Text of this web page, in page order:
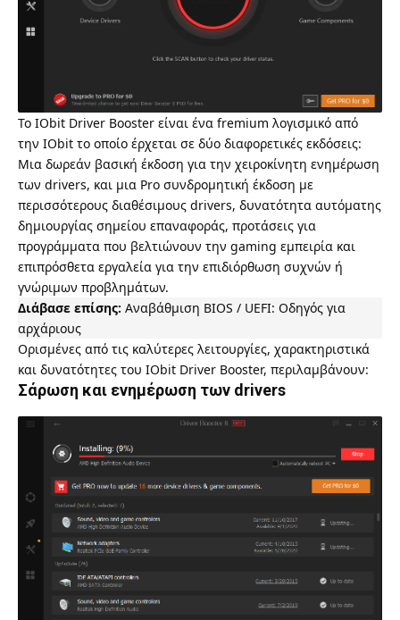
Το IObit Driver Booster είναι ένα fremium λογισμικό από
την IObit το οποίο έρχεται σε δύο διαφορετικές εκδόσεις:
Μια δωρεάν βασική έκδοση για την χειροκίνητη ενημέρωση
των drivers, και μια Pro συνδρομητική έκδοση με
περισσότερους διαθέσιμους drivers, δυνατότητα αυτόματης
δημιουργίας σημείου επαναφοράς, προτάσεις για
προγράμματα που βελτιώνουν την gaming εμπειρία και
επιπρόσθετα εργαλεία για την επιδιόρθωση συχνών ή
γνώριμων προβλημάτων.
Διάβασε επίσης: Αναβάθμιση BIOS / UEFI: Οδηγός για
αρχάριους
Ορισμένες από τις καλύτερες λειτουργίες, χαρακτηριστικά
και δυνατότητες του IObit Driver Booster, περιλαμβάνουν:
Σάρωση και ενημέρωση των drivers